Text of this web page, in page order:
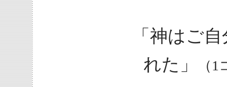
「神はご
れた」
（